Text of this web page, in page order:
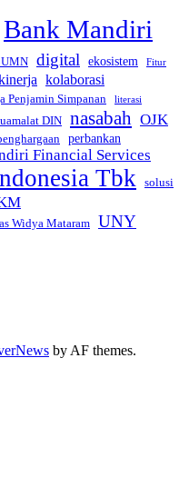
Bank Mandiri
digital ekosistem Fitur
kolaborasi
Penjamin Simpanan
literasi
DIN nasabah OJK
perbankan
Financial Services
Tbk solusi
Widya Mataram UNY
by AF themes.